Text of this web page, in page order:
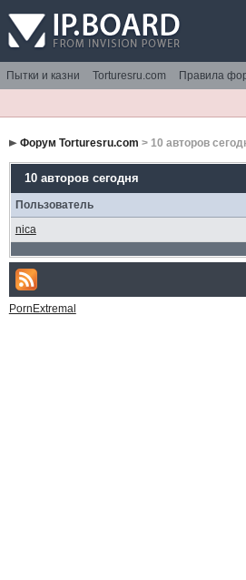
Пытки и казни Torturesru.com Правила
Форум Torturesru.com > 10 авторов
10 авторов сегодня
Пользователь
nica
PornExtremal